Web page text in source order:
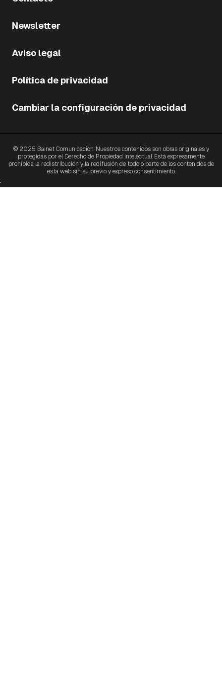
Newsletter
Aviso legal
Política de privacidad
Cambiar la configuración de privacidad
© 2025 Bainet Comunicación. Nuestros contenidos son obras originales y
protegidas por el Derecho de Propiedad Intelectual. Está expresamente
prohibida la redistribución y la redifusión de todo o parte de los contenidos de
esta web sin su previo y expreso consentimiento.